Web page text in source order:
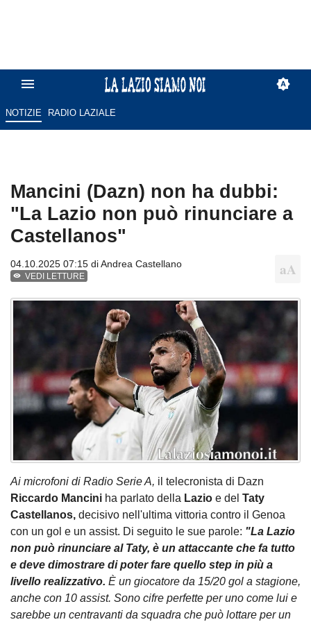
NOTIZIE RADIO LAZIALE
Mancini (Dazn) non ha dubbi:
"La Lazio non può rinunciare a
Castellanos"
04.10.2025 07:15 diAndrea Castellano
VEDI LETTURE
Ai microfoni di Radio Serie A, il telecronista di Dazn
Riccardo Mancini ha parlato della Lazio e del Taty
Castellanos, decisivo nell'ultima vittoria contro il Genoa
con un gol e un assist. Di seguito le sue parole: "La Lazio
non può rinunciare al Taty, è un attaccante che fa tutto
e deve dimostrare di poter fare quello step in più a
livello realizzativo. È un giocatore da 15/20 gol a stagione,
anche con 10 assist. Sono cifre perfette per uno come lui e
sarebbe un centravanti da squadra che può lottare per un